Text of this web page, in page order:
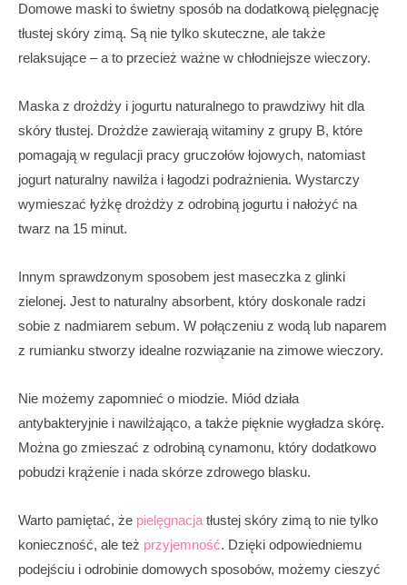
Domowe maski to świetny sposób na dodatkową pielęgnację
tłustej skóry zimą. Są nie tylko skuteczne, ale także
relaksujące – a to przecież ważne w chłodniejsze wieczory.
Maska z drożdży i jogurtu naturalnego to prawdziwy hit dla
skóry tłustej. Drożdże zawierają witaminy z grupy B, które
pomagają w regulacji pracy gruczołów łojowych, natomiast
jogurt naturalny nawilża i łagodzi podrażnienia. Wystarczy
wymieszać łyżkę drożdży z odrobiną jogurtu i nałożyć na
twarz na 15 minut.
Innym sprawdzonym sposobem jest maseczka z glinki
zielonej. Jest to naturalny absorbent, który doskonale radzi
sobie z nadmiarem sebum. W połączeniu z wodą lub naparem
z rumianku stworzy idealne rozwiązanie na zimowe wieczory.
Nie możemy zapomnieć o miodzie. Miód działa
antybakteryjnie i nawilżająco, a także pięknie wygładza skórę.
Można go zmieszać z odrobiną cynamonu, który dodatkowo
pobudzi krążenie i nada skórze zdrowego blasku.
Warto pamiętać, że pielęgnacja tłustej skóry zimą to nie tylko
konieczność, ale też przyjemność. Dzięki odpowiedniemu
podejściu i odrobinie domowych sposobów, możemy cieszyć